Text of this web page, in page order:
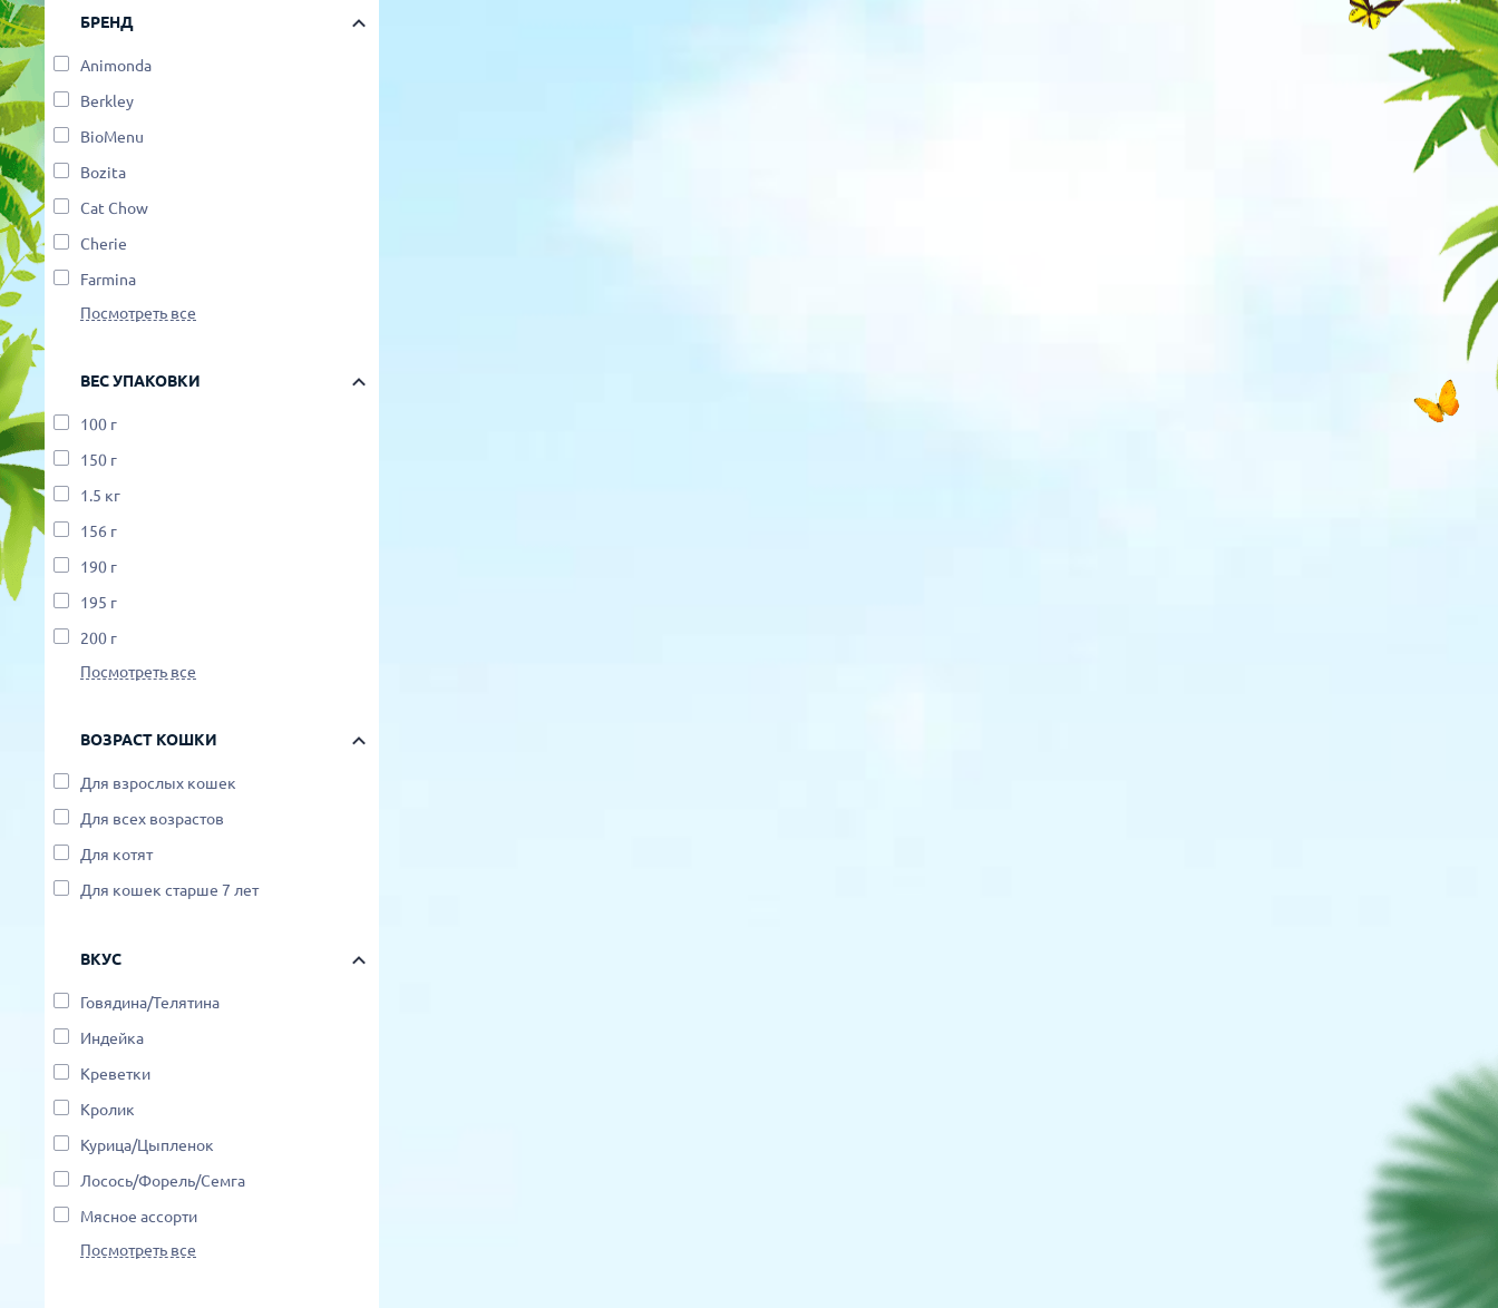
Для рептилий
БРЕНД
Animonda
Berkley
BioMenu
Bozita
Cat Chow
Cherie
Farmina
Посмотреть все
ВЕС УПАКОВКИ
100 г
150 г
1.5 кг
156 г
190 г
195 г
200 г
Посмотреть все
ВОЗРАСТ КОШКИ
Для взрослых кошек
Для всех возрастов
Для котят
Для кошек старше 7 лет
ВКУС
Говядина/Телятина
Индейка
Креветки
Кролик
Курица/Цыпленок
Лосось/Форель/Семга
Мясное ассорти
Посмотреть все